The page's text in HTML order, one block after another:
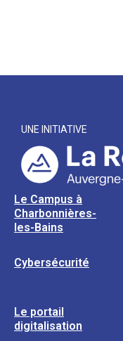
UNE INITIATIVE
Le Campus à
Charbonnières-
les-Bains
Cybersécurité
Le portail
digitalisation